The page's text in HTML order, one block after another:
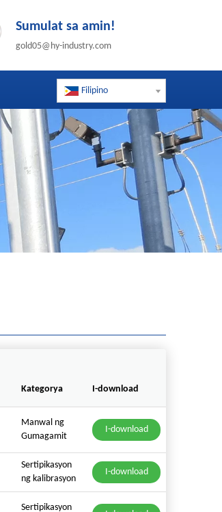
Sumulat sa amin!
gold05@hy-industry.com
Filipino
Kategorya I-download
Manwal ng
Gumagamit
I-download
Sertipikasyon
ng kalibrasyon
I-download
Sertipikasyon